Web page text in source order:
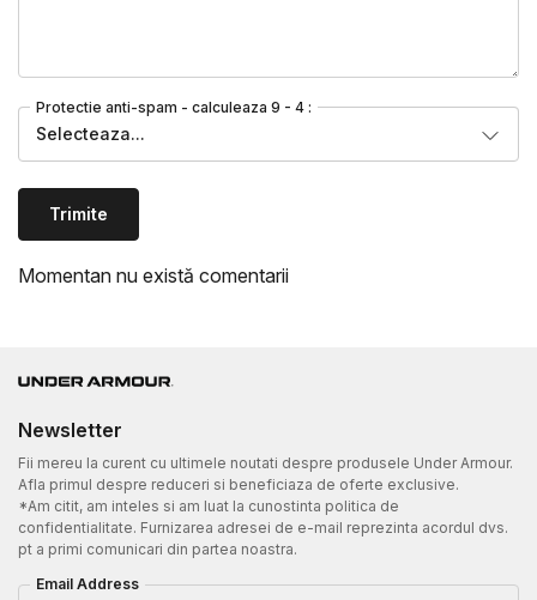
Protectie anti-spam - calculeaza 9 - 4 :
Selecteaza...
Trimite
Momentan nu există comentarii
Newsletter
Fii mereu la curent cu ultimele noutati despre produsele Under Armour.
Afla primul despre reduceri si beneficiaza de oferte exclusive.
*Am citit, am inteles si am luat la cunostinta politica de
confidentialitate. Furnizarea adresei de e-mail reprezinta acordul dvs.
pt a primi comunicari din partea noastra.
Email Address